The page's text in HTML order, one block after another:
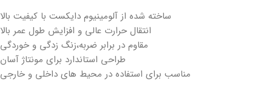
ساخته شده از آلومینیوم دایکست با کیفیت بالا
انتقال حرارت عالی و افزایش طول عمر بالا
مقاوم در برابر ضربه،زنگ زدگی و خوردگی
طراحی استاندارد برای مونتاژ آسان
مناسب برای استفاده در محیط های داخلی و خارجی